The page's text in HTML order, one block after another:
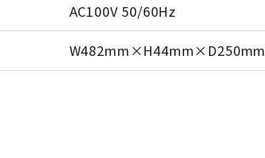
AC100V 50/60Hz
W482mm×H44mm×D250mm